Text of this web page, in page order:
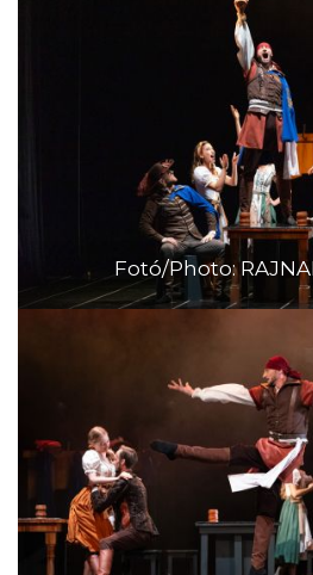
Fotó/Photo: